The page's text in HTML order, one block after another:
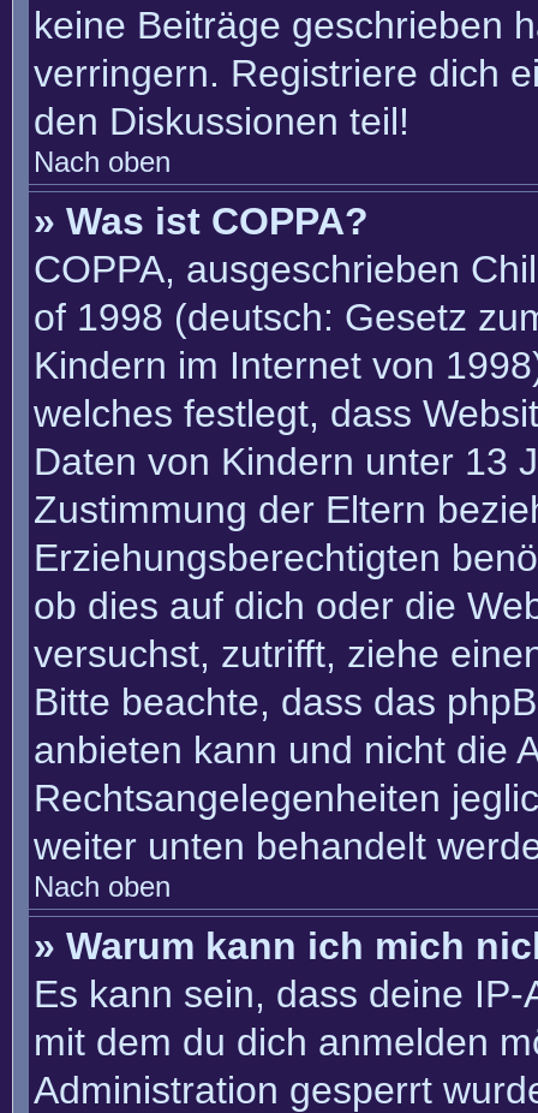
keine Beiträge geschrieben
verringern. Registriere dich
den Diskussionen teil!
Nach oben
» Was ist COPPA?
COPPA, ausgeschrieben
of 1998 (deutsch: Gesetz
Kindern im Internet von
welches festlegt, dass
Daten von Kindern unter 13
Zustimmung der Eltern
Erziehungsberechtigten
ob dies auf dich oder die
versuchst, zutrifft, ziehe
Bitte beachte, dass das
anbieten kann und nicht die
Rechtsangelegenheiten
weiter unten behandelt
Nach oben
» Warum kann ich mich
Es kann sein, dass deine
mit dem du dich anmelden
Administration gesperrt